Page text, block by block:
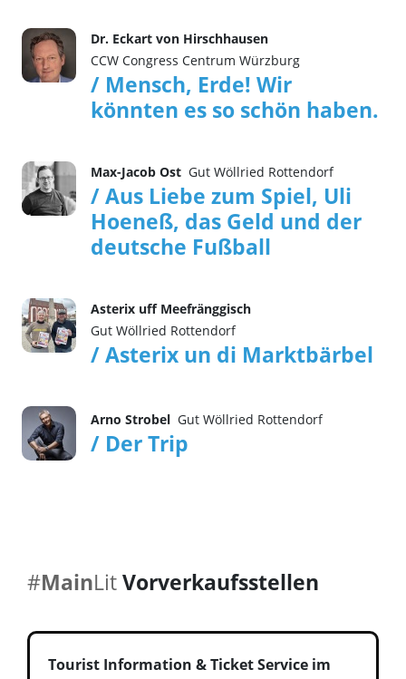
Dr. Eckart von Hirschhausen
CCW Congress Centrum Würzburg
/ Mensch, Erde! Wir
könnten es so schön haben.
Max-Jacob Ost Gut Wöllried Rottendorf
/ Aus Liebe zum Spiel, Uli
Hoeneß, das Geld und der
deutsche Fußball
Asterix uff Meefränggisch
Gut Wöllried Rottendorf
/ Asterix un di Marktbärbel
Arno Strobel Gut Wöllried Rottendorf
/ Der Trip
#MainLitVorverkaufsstellen
Tourist Information & Ticket Service im